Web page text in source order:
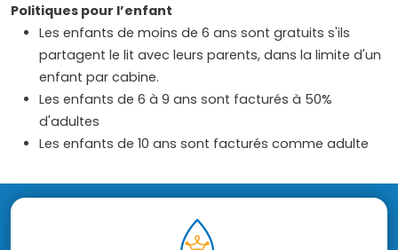
Politiques pour l’enfant
Les enfants de moins de 6 ans sont gratuits s'ils
partagent le lit avec leurs parents, dans la limite d'un
enfant par cabine.
Les enfants de 6 à 9 ans sont facturés à 50%
d'adultes
Les enfants de 10 ans sont facturés comme adulte